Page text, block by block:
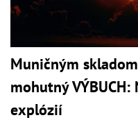
Muničným
mohutný
explózií